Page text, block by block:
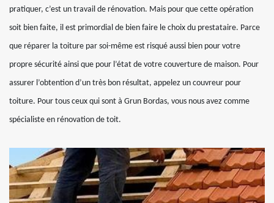
pratiquer, c’est un travail de rénovation. Mais pour que cette opération
soit bien faite, il est primordial de bien faire le choix du prestataire. Parce
que réparer la toiture par soi-même est risqué aussi bien pour votre
propre sécurité ainsi que pour l’état de votre couverture de maison. Pour
assurer l’obtention d’un très bon résultat, appelez un couvreur pour
toiture. Pour tous ceux qui sont à Grun Bordas, vous nous avez comme
spécialiste en rénovation de toit.